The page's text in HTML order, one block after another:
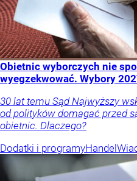
Obietnic wyborczych nie
wyegzekwować. Wybory
30 lat temu Sąd Najwyższy
od polityków domagać przed
obietnic. Dlaczego?
Dodatki i programyHandel